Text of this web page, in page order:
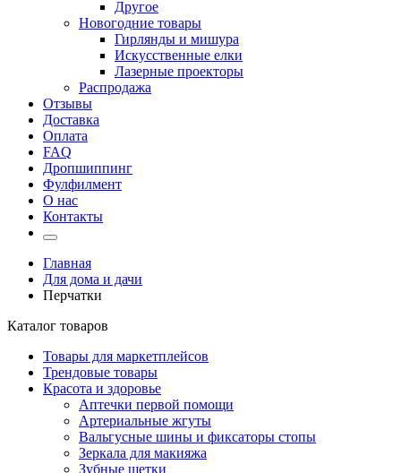
Другое
Новогодние товары
Гирлянды и мишура
Искусственные елки
Лазерные проекторы
Распродажа
Отзывы
Доставка
Оплата
FAQ
Дропшиппинг
Фулфилмент
О нас
Контакты
Главная
Для дома и дачи
Перчатки
Каталог товаров
Товары для маркетплейсов
Трендовые товары
Красота и здоровье
Аптечки первой помощи
Артериальные жгуты
Вальгусные шины и фиксаторы стопы
Зеркала для макияжа
Зубные щетки